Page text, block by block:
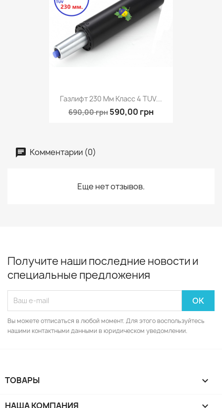
Газлифт 230 Мм Класс 4 TUV...
690,00 грн 590,00 грн
Комментарии (0)
Еще нет отзывов.
Получите наши последние новости и
специальные предложения
Вы можете отписаться в любой момент. Для этого воспользуйтесь
нашими контактными данными в юридическом уведомлении.
ТОВАРЫ 
НАША КОМПАНИЯ